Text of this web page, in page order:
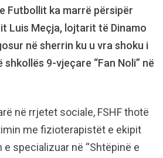
Futbollit ka marrë përsipër
Luis Meçja, lojtarit të Dinamo
në sherrin ku u vra shoku i
9-vjeçare “Fan Noli” në
në rrjetet sociale, FSHF thotë
me fizioterapistët e ekipit
specializuar në “Shtëpinë e